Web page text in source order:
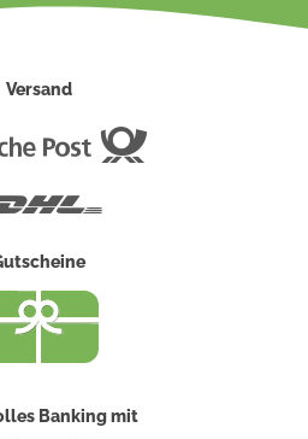
Versand
Banking mit